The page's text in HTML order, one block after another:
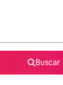
Buscar